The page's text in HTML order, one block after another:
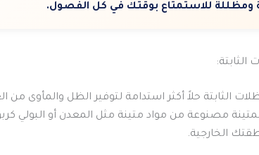
ومظللة للاستمتاع بوقتك في كل الفصول.
الثابتة حلاً أكثر استدامة لتوفير الظل والمأوى من
مصنوعة من مواد متينة مثل المعدن أو البولي
الخارجية.